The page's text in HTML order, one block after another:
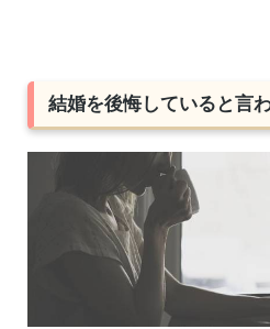
結婚を後悔していると言